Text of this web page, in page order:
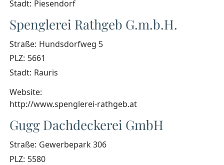
Stadt: Piesendorf
Spenglerei Rathgeb G.m.b.H.
Straße: Hundsdorfweg 5
PLZ: 5661
Stadt: Rauris
Website:
http://www.spenglerei-rathgeb.at
Gugg Dachdeckerei GmbH
Straße: Gewerbepark 306
PLZ: 5580